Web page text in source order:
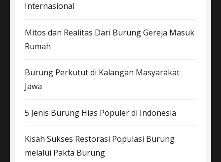
Internasional
Mitos dan Realitas Dari Burung Gereja Masuk
Rumah
Burung Perkutut di Kalangan Masyarakat
Jawa
5 Jenis Burung Hias Populer di Indonesia
Kisah Sukses Restorasi Populasi Burung
melalui Pakta Burung